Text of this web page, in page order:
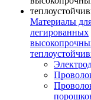
Материалы
легированных